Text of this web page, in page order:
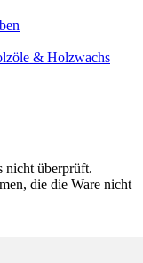
& Holzwachs
nicht überprüft.
die die Ware nicht